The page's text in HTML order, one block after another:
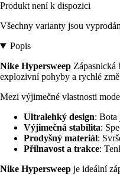
Produkt není k dispozici
Všechny varianty jsou
Popis
Nike Hypersweep Zápasnická
explozivní pohyby a rychlé
Mezi výjimečné vlastnosti
Ultralehký design: Bota
Výjimečná stabilita:
Prodyšný materiál:
Přilnavost a trakce:
Nike Hypersweep je ideální